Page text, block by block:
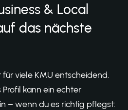
& Local
das nächste
für viele KMU entscheidend.
Profil kann ein echter
– wenn du es richtig pflegst: